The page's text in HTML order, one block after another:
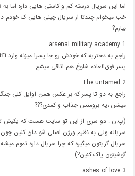
اما این سریال درسته کم و کاستی هایی داره اما
خب میخوام چندتا از سریال چینی هایی ک
بیارم?
1 arsenal military academy
راجع به دختریه که خودش رو جا پسرا میزنه وارد
پسر فوق‌العاده شلوغ هم اتاقی میشع
2 The untamed
راجع به دو تا پسر که بر عکس همن اوایل کلی
میشن ،یه برومنس جذاب و کمدی???
سریاله ولی به نظرم ورژن اصلی شو دان کنین
سریال گریتون میگیره که چرا سریال داره تموم
گوشیتون پاک کنین?)
3 ashes of love